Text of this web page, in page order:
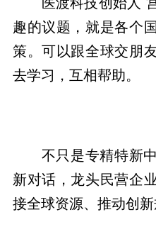
趣的议题，就是各个
策。可以跟全球交朋
去学习，互相帮助。
不只是专精特新
新对话，龙头民营企
接全球资源、推动创新